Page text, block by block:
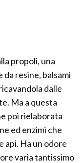
propoli, una
resine, balsami
dalle
Ma a questa
poi rielaborata
ed enzimi che
api. Ha un odore
varia tantissimo